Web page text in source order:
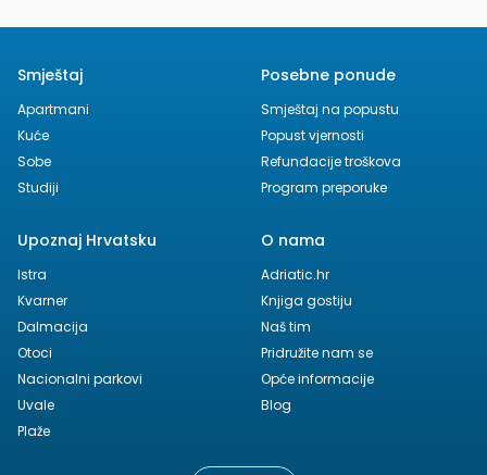
Smještaj
Apartmani
Kuće
Sobe
Studiji
Posebne ponude
Smještaj na popustu
Popust vjernosti
Refundacije troškova
Program preporuke
Upoznaj Hrvatsku
Istra
Kvarner
Dalmacija
Otoci
Nacionalni parkovi
Uvale
Plaže
O nama
Adriatic.hr
Knjiga gostiju
Naš tim
Pridružite nam se
Opće informacije
Blog